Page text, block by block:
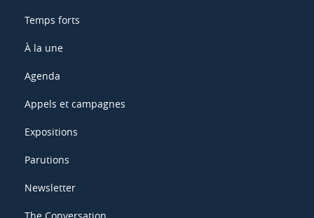
Temps forts
À la une
Agenda
Appels et campagnes
Expositions
Parutions
Newsletter